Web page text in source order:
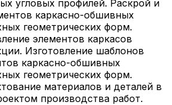
угловых профилей. Раскрой и
каркасно-обшивных
геометрических форм.
элементов каркасов
Изготовление шаблонов
каркасно-обшивных
геометрических форм.
материалов и деталей в
производства работ.